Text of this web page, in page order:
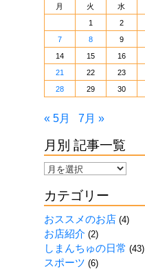
月 火 水
1
2
7
8 9
14
15 16
21
22 23
28
29 30
« 5月 7月 »
月別 記事一覧
月
記
事
一
覧
カテゴリー
おススメのお店(4)
お店紹介 (2)
しまんちゅの日常 (43)
スポーツ (6)